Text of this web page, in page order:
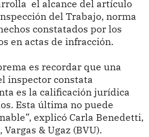
el alcance del artículo
del Trabajo, norma
constatados por los
en actas de infracción.
es recordar que una
inspector constata
es la calificación jurídica
Esta última no puede
explicó Carla Benedetti,
& Ugaz (BVU).